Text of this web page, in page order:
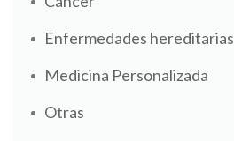
Enfermedades hereditarias
Medicina Personalizada
Otras